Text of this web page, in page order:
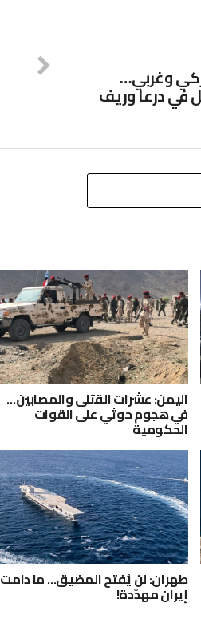
وغربي…
في درعا وريف
اليمن: عشرات القتلى والمصابين…
في هجوم حوثي على القوات
الحكومية
طهران: لن يُفتح المضيق… ما دامت
إيران مهدّدة!